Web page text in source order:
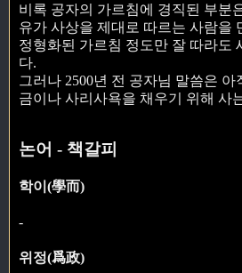
비록 공자의 가르침에 경직된 부분
유가 사상을 제대로 따르는 사람을
정형화된 가르침 정도만 잘 따라도
다.
그러나 2500년 전 공자님 말씀은 아
금이나 사리사욕을 채우기 위해 사
논어 - 책갈피
학이(學而)
-
위정(爲政)